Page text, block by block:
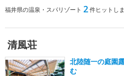
福井県の温泉・スパリゾート 2件ヒットし
清風荘
北陸随一の庭園
む